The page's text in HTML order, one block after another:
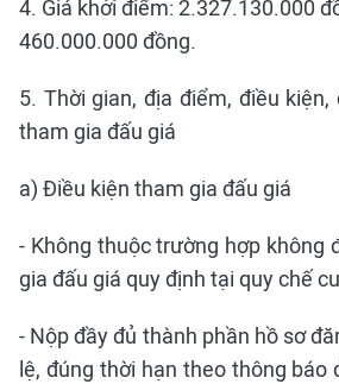
4. Giá khởi điểm: 2.327.130.000
460.000.000 đồng.
5. Thời gian, địa điểm, điều
tham gia đấu giá
a) Điều kiện tham gia đấu giá
- Không thuộc trường hợp không
gia đấu giá quy định tại quy chế
- Nộp đầy đủ thành phần hồ sơ
lệ, đúng thời hạn theo thông báo